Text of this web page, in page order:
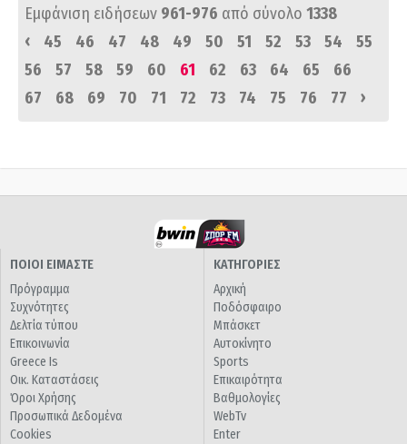
Εμφάνιση ειδήσεων 961-976 από σύνολο 1338
‹
45 46 47 48 49 50 51 52 53 54
55
56
57 58 59 60 61 62 63 64 65
66
67
68 69 70 71 72 73 74 75 76 77 ›
ΠΟΙΟΙ ΕΙΜΑΣΤΕ
Πρόγραμμα
Συχνότητες
Δελτία τύπου
Επικοινωνία
Greece Is
Οικ. Καταστάσεις
Όροι Χρήσης
Προσωπικά Δεδομένα
Cookies
ΚΑΤΗΓΟΡΙΕΣ
Αρχική
Ποδόσφαιρο
Μπάσκετ
Αυτοκίνητο
Sports
Επικαιρότητα
Βαθμολογίες
WebTv
Enter